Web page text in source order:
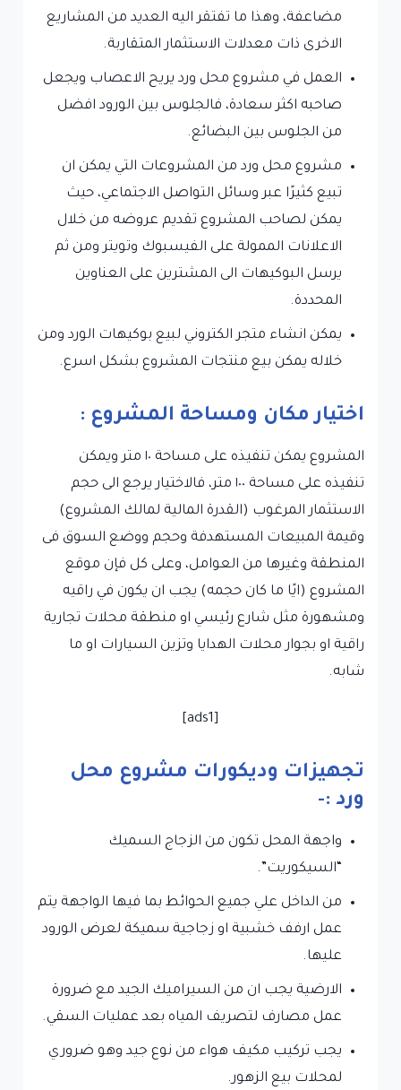
مضاعفة، وهذا ما تفتقر اليه العديد من المشاريع
الاخرى ذات معدلات الاستثمار المتقاربة.
العمل في مشروع محل ورد يريح الاعصاب ويجعل
صاحبه اكثر سعادة، فالجلوس بين الورود افضل
من الجلوس بين البضائع.
مشروع محل ورد من المشروعات التي يمكن ان
تبيع كثيرًا عبر وسائل التواصل الاجتماعي، حيث
يمكن لصاحب المشروع تقديم عروضه من خلال
الاعلانات الممولة على الفيسبوك وتويتر ومن ثم
يرسل البوكيهات الى المشترين على العناوين
المحددة.
يمكن انشاء متجر الكتروني لبيع بوكيهات الورد ومن
خلاله يمكن بيع منتجات المشروع بشكل اسرع.
اختيار مكان ومساحة المشروع :
المشروع يمكن تنفيذه على مساحة ١٠ متر ويمكن
تنفيذه على مساحة ١٠٠ متر، فالاختيار يرجع الى حجم
الاستثمار المرغوب (القدرة المالية لمالك المشروع)
وقيمة المبيعات المستهدفة وحجم ووضع السوق فى
المنطقة وغيرها من العوامل، وعلى كل فإن موقع
المشروع (ايًا ما كان حجمه) يجب ان يكون في راقيه
ومشهورة مثل شارع رئيسي او منطقة محلات تجارية
راقية او بجوار محلات الهدايا وتزين السيارات او ما
شابه.
[ads1]
تجهيزات وديكورات مشروع محل
ورد :-
واجهة المحل تكون من الزجاج السميك
“السيكوريت”.
من الداخل علي جميع الحوائط بما فيها الواجهة يتم
عمل ارفف خشبية او زجاجية سميكة لعرض الورود
عليها.
الارضية يجب ان من السيراميك الجيد مع ضرورة
عمل مصارف لتصريف المياه بعد عمليات السقي.
يجب تركيب مكيف هواء من نوع جيد وهو ضروري
لمحلات بيع الزهور.